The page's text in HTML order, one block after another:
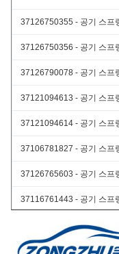
37126750355 - 공기 스프
37126750356 - 공기 스프
37126790078 - 공기 스프
37121094613 - 공기 스프
37121094614 - 공기 스프
37106781827 - 공기 스프
37126765603 - 공기 스프
37116761443 - 공기 스프
37116761444 - 공기 스